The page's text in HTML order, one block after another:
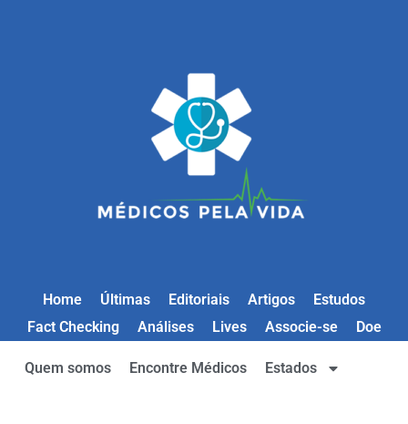
Home Últimas Editoriais Artigos
Estudos
Fact Checking
Análises Lives Associe-se Doe
Quem somos Encontre Médicos Estados